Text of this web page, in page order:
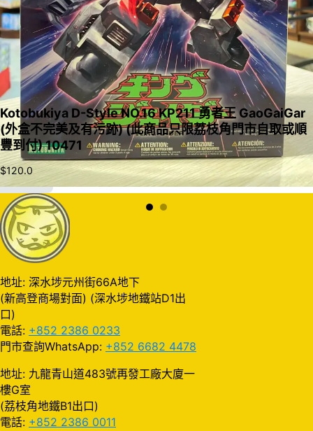
入購物車
Kotobukiya D-Style NO.16 KP211 勇者王 GaoGaiGar
(外盒不完美及有污跡) (此商品只限荔枝角門市自取或順
豐到付) 10471
$120.0
地址: 深水埗元州街66A地下
(新高登商場對面) (深水埗地鐵站D1出
口)
電話: +852 2386 0233
門市查詢WhatsApp: +852 6682 4478
地址: 九龍青山道483號再發工廠大廈一
樓G室
(荔枝角地鐵B1出口)
電話: +852 2386 0011